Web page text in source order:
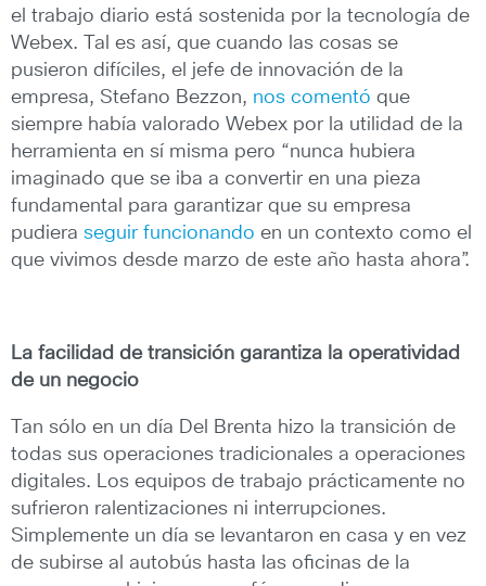
el trabajo diario está sostenida por la tecnología de
Webex. Tal es así, que cuando las cosas se
pusieron difíciles, el jefe de innovación de la
empresa, Stefano Bezzon, nos comentó que
siempre había valorado Webex por la utilidad de la
herramienta en sí misma pero “nunca hubiera
imaginado que se iba a convertir en una pieza
fundamental para garantizar que su empresa
pudiera seguir funcionando en un contexto como el
que vivimos desde marzo de este año hasta ahora”.
La facilidad de transición garantiza la operatividad
de un negocio
Tan sólo en un día Del Brenta hizo la transición de
todas sus operaciones tradicionales a operaciones
digitales. Los equipos de trabajo prácticamente no
sufrieron ralentizaciones ni interrupciones.
Simplemente un día se levantaron en casa y en vez
de subirse al autobús hasta las oficinas de la